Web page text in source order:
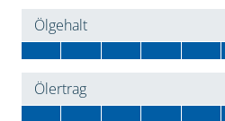
Ölgehalt
Ölertrag